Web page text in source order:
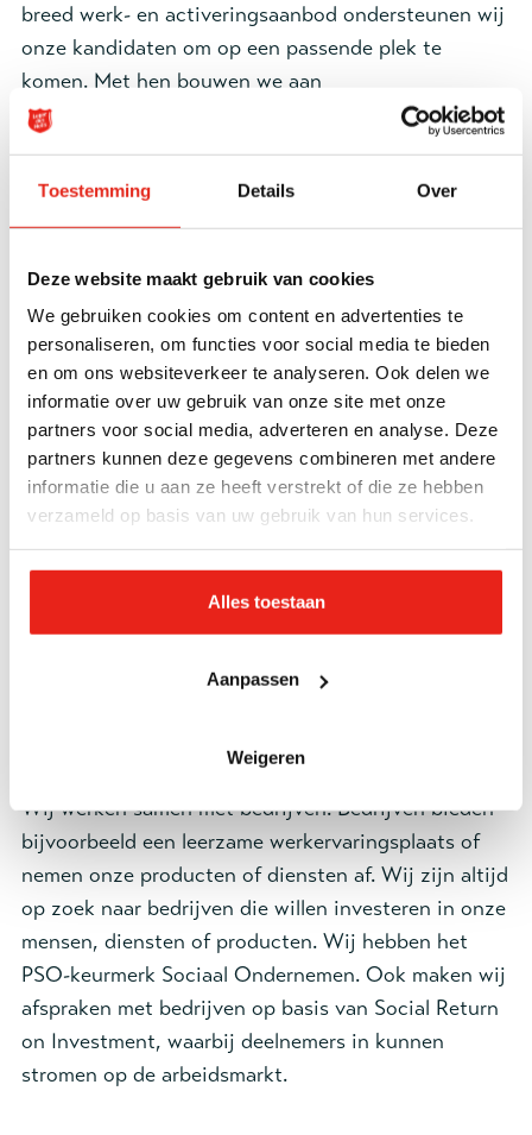
Toestemming Details Over
Deze website maakt gebruik van cookies
We gebruiken cookies om content en advertenties te
personaliseren, om functies voor social media te bieden
en om ons websiteverkeer te analyseren. Ook delen we
informatie over uw gebruik van onze site met onze
partners voor social media, adverteren en analyse. Deze
partners kunnen deze gegevens combineren met andere
informatie die u aan ze heeft verstrekt of die ze hebben
verzameld op basis van uw gebruik van hun services.
Alles toestaan
Aanpassen
Weigeren
breed werk- en activeringsaanbod ondersteunen wij
onze kandidaten om op een passende plek te
komen. Met hen bouwen we aan
toekomstperspectief. Door in te zetten op werk
het vertrouwen op waarmee ze weer mee kunnen
Meer informatie
Ons aanbod
Onze leer/werkbedrijven zijn beschutte
werkomgevingen waarin het echte bedrijfsleven
zoveel mogelijk wordt gesimuleerd. Het opdoen van
een werkritme, het aanleren van
belangrijke uitgangspunten.
Alle leer-werkplekken
Samenwerken met bedrijven
Wij werken samen met bedrijven. Bedrijven bieden
bijvoorbeeld een leerzame werkervaringsplaats of
nemen onze producten of diensten af. Wij zijn altijd
op zoek naar bedrijven die willen investeren in onze
mensen, diensten of producten. Wij hebben het
PSO-keurmerk Sociaal Ondernemen. Ook maken wij
afspraken met bedrijven op basis van Social Return
on Investment, waarbij deelnemers in kunnen
stromen op de arbeidsmarkt.